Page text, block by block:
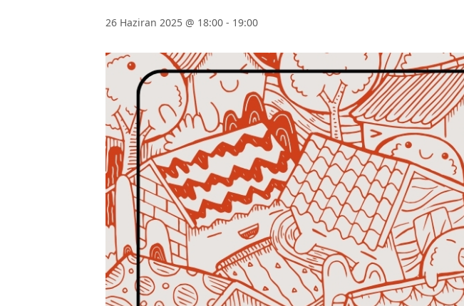
26 Haziran 2025 @ 18:00 - 19:00